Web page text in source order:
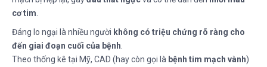
cơ tim
Đáng lo ngại là nhiều người không có triệu chứng rõ ràng cho
đến giai đoạn cuối của bệnh
Theo thống kê tại Mỹ, CAD (hay còn gọi là bệnh tim mạch vành)